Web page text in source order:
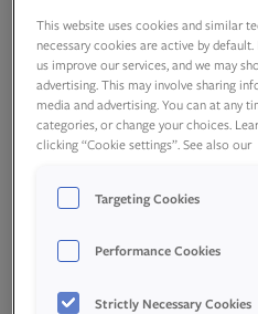
This website uses cookies and similar
necessary cookies are active by
us improve our services, and we may
advertising. This may involve sharing
media and advertising. You can at any
categories, or change your choices.
clicking “Cookie settings”. See also our
Targeting Cookies
Performance Cookies
Strictly Necessary Cookies